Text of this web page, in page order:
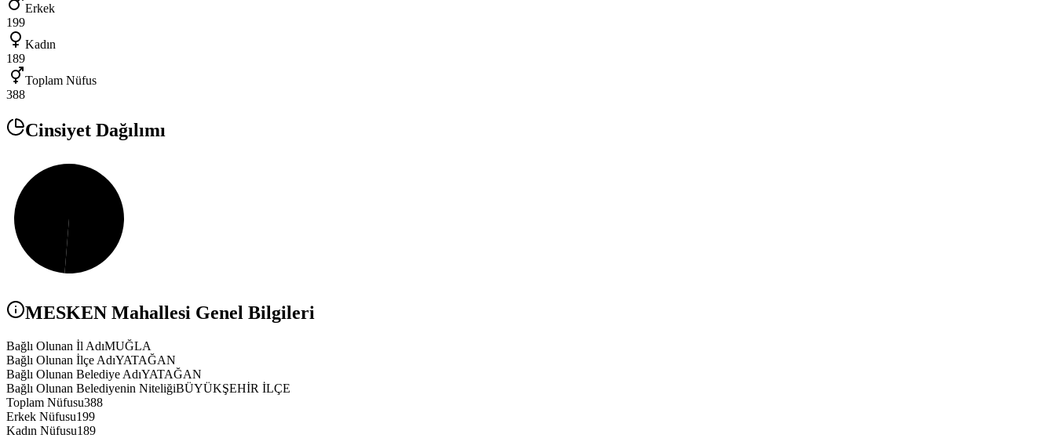
Erkek
199
Kadın
189
Toplam Nüfus
388
Cinsiyet Dağılımı
MESKEN Mahallesi Genel Bilgileri
Bağlı Olunan İl AdıMUĞLA
Bağlı Olunan İlçe AdıYATAĞAN
Bağlı Olunan Belediye AdıYATAĞAN
Bağlı Olunan Belediyenin NiteliğiBÜYÜKŞEHİR İLÇE
Toplam Nüfusu388
Erkek Nüfusu199
Kadın Nüfusu189